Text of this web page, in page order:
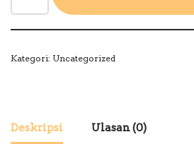
Kategori: Uncategorized
Deskripsi Ulasan (0)